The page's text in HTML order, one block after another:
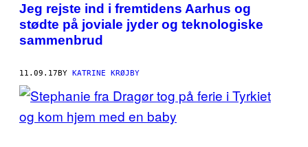
Jeg rejste ind i fremtidens Aarhus og
stødte på joviale jyder og teknologiske
sammenbrud
11.09.17BY KATRINE KRØJBY